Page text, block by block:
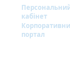
кабінет
портал